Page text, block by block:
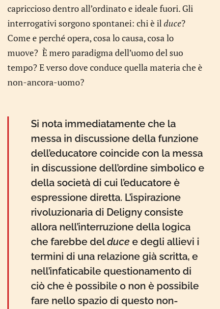
capriccioso dentro all’ordinato e ideale fuori. Gli
interrogativi sorgono spontanei: chi è ilduce?
Come e perché opera, cosa lo causa, cosa lo
muove? È mero paradigma dell’uomo del suo
tempo? E verso dove conduce quella materia che è
non-ancora-uomo?
Si nota immediatamente che la
messa in discussione della funzione
dell’educatore coincide con la messa
in discussione dell’ordine simbolico e
della società di cui l’educatore è
espressione diretta. L’ispirazione
rivoluzionaria di Deligny consiste
allora nell’interruzione della logica
che farebbe delduce e degli allievi i
termini di una relazione già scritta, e
nell’infaticabile questionamento di
ciò che è possibile o non è possibile
fare nello spazio di questo non-